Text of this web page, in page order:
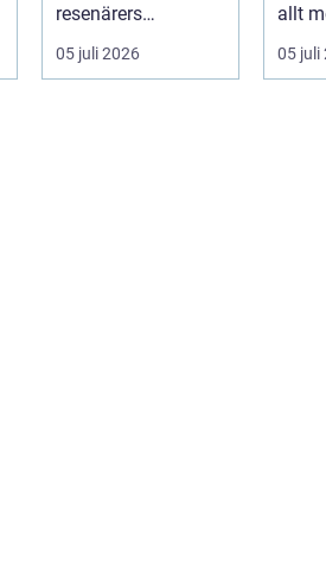
resenärers
önskelista. Älgen är
Skandinaviens
05 juli 2026
allt
05 juli